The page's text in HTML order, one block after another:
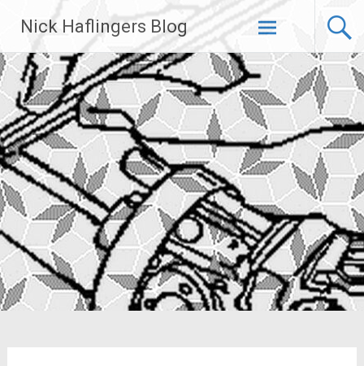
Inhalt
springen
Nick Haflingers Blog